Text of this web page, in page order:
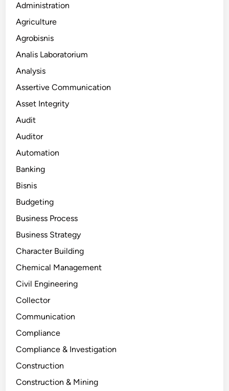
Administration
Agriculture
Agrobisnis
Analis Laboratorium
Analysis
Assertive Communication
Asset Integrity
Audit
Auditor
Automation
Banking
Bisnis
Budgeting
Business Process
Business Strategy
Character Building
Chemical Management
Civil Engineering
Collector
Communication
Compliance
Compliance & Investigation
Construction
Construction & Mining